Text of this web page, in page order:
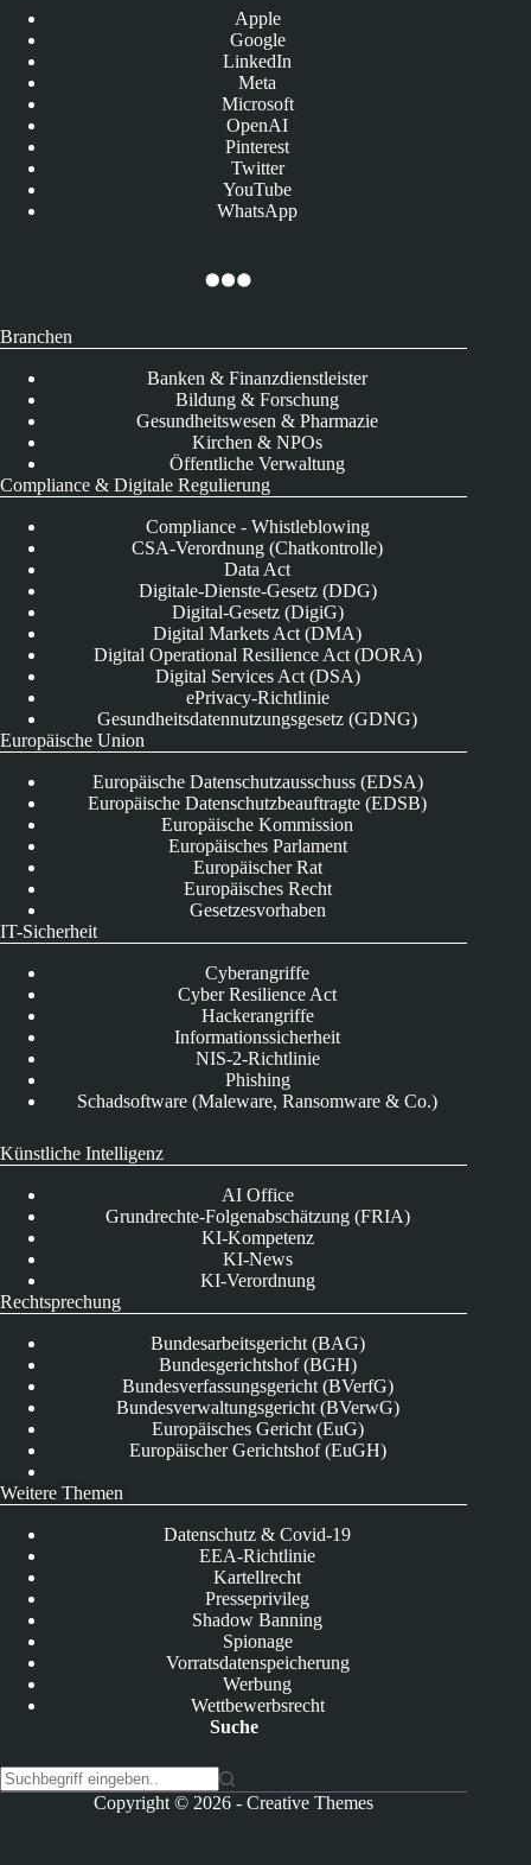
Apple
Google
LinkedIn
Meta
Microsoft
OpenAI
Pinterest
Twitter
YouTube
WhatsApp
Branchen
Banken & Finanzdienstleister
Bildung & Forschung
Gesundheitswesen & Pharmazie
Kirchen & NPOs
Öffentliche Verwaltung
Compliance & Digitale Regulierung
Compliance - Whistleblowing
CSA-Verordnung (Chatkontrolle)
Data Act
Digitale-Dienste-Gesetz (DDG)
Digital-Gesetz (DigiG)
Digital Markets Act (DMA)
Digital Operational Resilience Act (DORA)
Digital Services Act (DSA)
ePrivacy-Richtlinie
Gesundheitsdatennutzungsgesetz (GDNG)
Europäische Union
Europäische Datenschutzausschuss (EDSA)
Europäische Datenschutzbeauftragte (EDSB)
Europäische Kommission
Europäisches Parlament
Europäischer Rat
Europäisches Recht
Gesetzesvorhaben
IT-Sicherheit
Cyberangriffe
Cyber Resilience Act
Hackerangriffe
Informationssicherheit
NIS-2-Richtlinie
Phishing
Schadsoftware (Maleware, Ransomware & Co.)
Künstliche Intelligenz
AI Office
Grundrechte-Folgenabschätzung (FRIA)
KI-Kompetenz
KI-News
KI-Verordnung
Rechtsprechung
Bundesarbeitsgericht (BAG)
Bundesgerichtshof (BGH)
Bundesverfassungsgericht (BVerfG)
Bundesverwaltungsgericht (BVerwG)
Europäisches Gericht (EuG)
Europäischer Gerichtshof (EuGH)
Weitere Themen
Datenschutz & Covid-19
EEA-Richtlinie
Kartellrecht
Presseprivileg
Shadow Banning
Spionage
Vorratsdatenspeicherung
Werbung
Wettbewerbsrecht
Suche
Copyright © 2026 -Creative Themes